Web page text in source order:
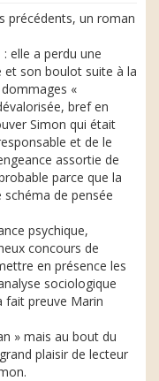
précédents, un roman
elle a perdu une
et son boulot suite à la
«
bref en
Simon qui était
et de le
assortie de
parce que la
schéma de pensée
psychique,
concours de
en présence les
sociologique
fait preuve Marin
» mais au bout du
plaisir de lecteur